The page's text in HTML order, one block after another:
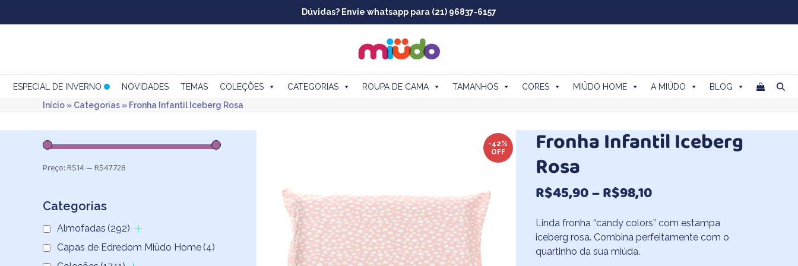
Dúvidas? Envie whatsapp para (21) 96837-6157
ESPECIAL DE INVERNO NOVIDADES TEMAS COLEÇÕES CATEGORIAS ROUPA DE CAMA TAMANHOS CORES MIÜDO HOME A MIÜDO
BLOG
Início » Categorias » Fronha Infantil Iceberg Rosa
-42%
OFF
Fronha Infantil Iceberg
Rosa
R$45,90–R$98,10
de
preço:
Linda fronha “candy colors” com estampa
iceberg rosa. Combina perfeitamente com o
quartinho da sua miúda.
Preço:R$14—R$47.728
Categorias
Almofadas (292)
Capas de Edredom Miüdo Home (4)